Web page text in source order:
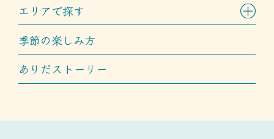
エリアで探す
季節の楽しみ方
ありだストーリー